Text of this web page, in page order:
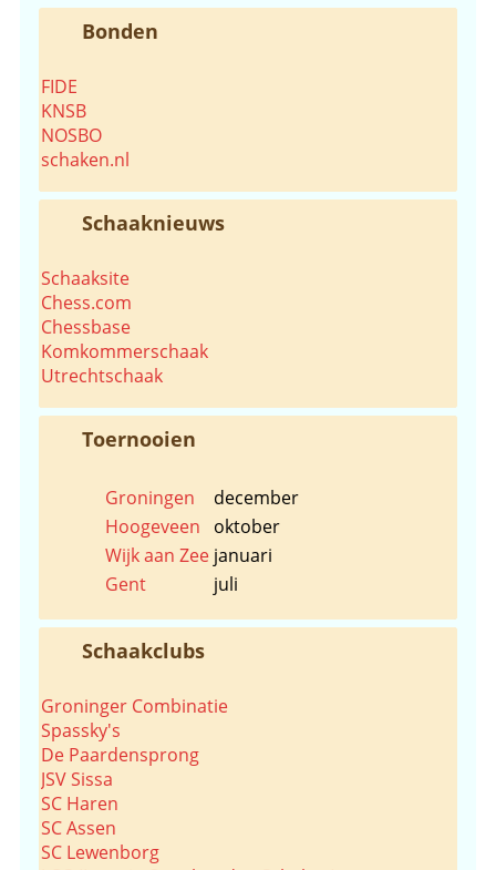
Bonden
FIDE
KNSB
NOSBO
schaken.nl
Schaaknieuws
Schaaksite
Chess.com
Chessbase
Komkommerschaak
Utrechtschaak
Toernooien
Groningen
december
Hoogeveen
oktober
Wijk aan Zee januari
Gent
juli
Schaakclubs
Groninger Combinatie
Spassky's
De Paardensprong
JSV Sissa
SC Haren
SC Assen
SC Lewenborg